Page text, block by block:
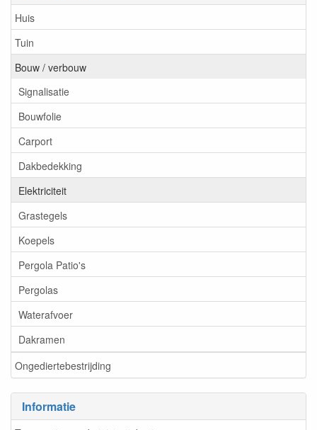
Huis
Tuin
Bouw / verbouw
Signalisatie
Bouwfolie
Carport
Dakbedekking
Elektriciteit
Grastegels
Koepels
Pergola Patio's
Pergolas
Waterafvoer
Dakramen
Ongediertebestrijding
Informatie